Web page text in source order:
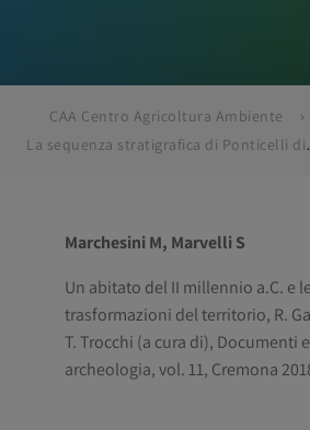
CAA Centro Agricoltura Ambiente
La sequenza
Marchesini M, Marvelli S
Un abitato del II millennio a.C. e
trasformazioni del territorio, R.
T. Trocchi (a cura di), Documenti
archeologia, vol. 11, Cremona